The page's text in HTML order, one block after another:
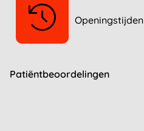
Openingstijden
Patiëntbeoordelingen